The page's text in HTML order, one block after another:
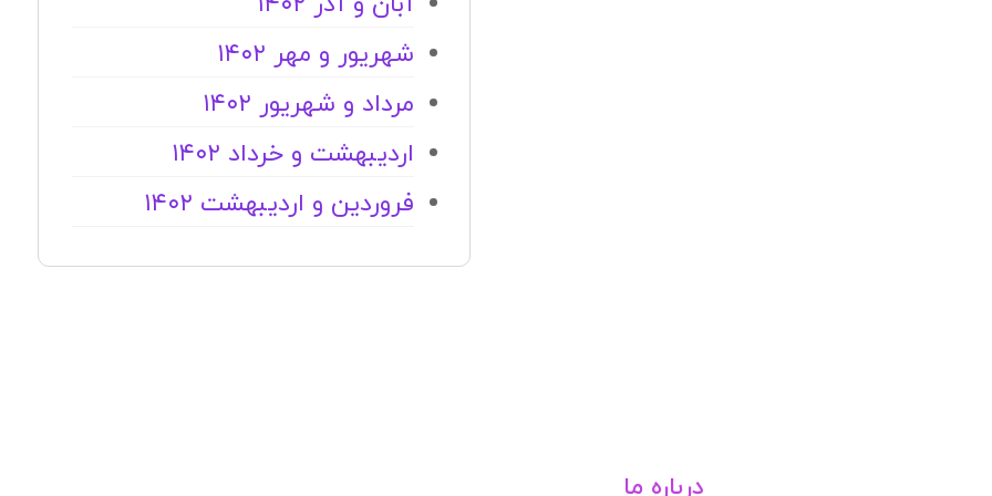
شهریور و مهر ۱۴۰۲
مرداد و شهریور ۱۴۰۲
اردیبهشت و خرداد ۱۴۰۲
فروردین و اردیبهشت ۱۴۰۲
درباره ما